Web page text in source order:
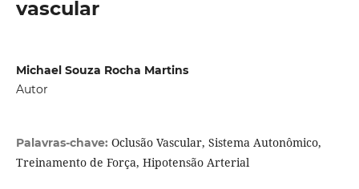
vascular
Michael Souza Rocha Martins
Autor
Palavras-chave: Oclusão Vascular, Sistema Autonômico,
Treinamento de Força, Hipotensão Arterial